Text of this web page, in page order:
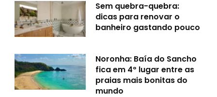
Sem quebra-quebra:
dicas para renovar o
banheiro gastando pouco
Noronha: Baía do Sancho
fica em 4º lugar entre as
praias mais bonitas do
mundo